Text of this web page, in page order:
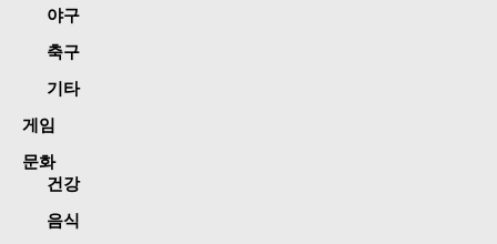
야구
축구
기타
게임
문화
건강
음식